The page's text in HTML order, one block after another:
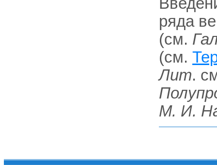
ряда
(см.
(см.
Лит.
М. И.